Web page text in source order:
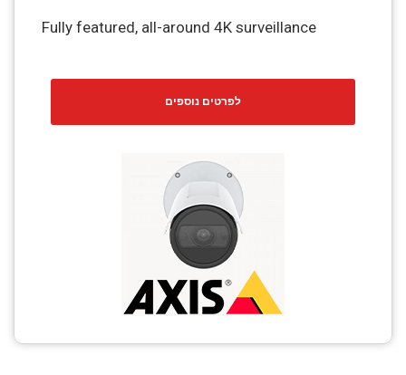
Fully featured, all-around 4K surveillance
לפרטים נוספים